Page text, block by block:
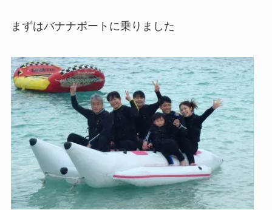
まずはバナナボートに乗りました